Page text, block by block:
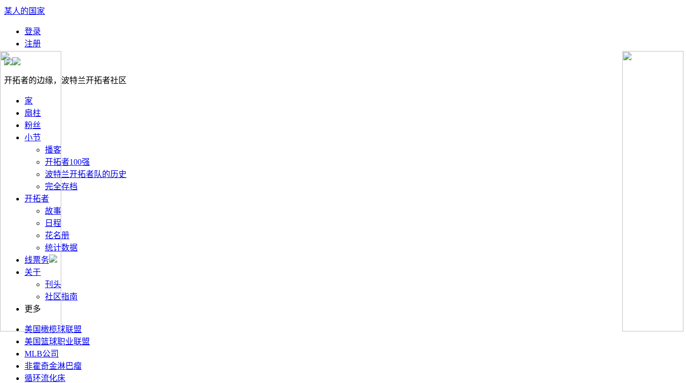
某人的国家
登录
注册
开拓者的边缘，波特兰开拓者社区
家
扇柱
粉丝
小节
播客
开拓者100强
波特兰开拓者队的历史
完全存档
开拓者
故事
日程
花名册
统计数据
线票务
关于
刊头
社区指南
更多
美国橄榄球联盟
美国篮球职业联盟
MLB公司
非霍奇金淋巴瘤
循环流化床